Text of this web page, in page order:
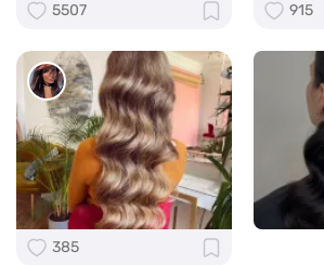
5507 915
385